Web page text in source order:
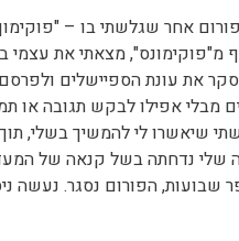
אחר שגלשתי בו – "פוקימון
מצאתי את עצמי
את עונת הספיישלים
מבלי אפילו לבקש תגובה או
שיאשרו לי להמשיך בשלי,
שלי נדחתה בשל קנאה של
הפורום נסגר. נעשה